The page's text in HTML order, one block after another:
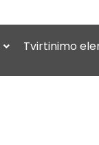
Tvirtinimo